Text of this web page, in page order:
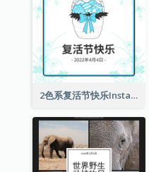
2色系复活节快乐Instagram帖子